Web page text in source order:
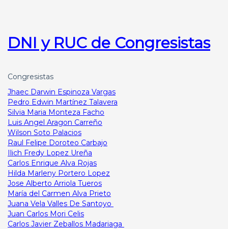
DNI y RUC de Congresistas
Congresistas
Jhaec Darwin Espinoza Vargas
Pedro Edwin Martínez Talavera
Silvia Maria Monteza Facho
Luis Angel Aragon Carreño
Wilson Soto Palacios
Raul Felipe Doroteo Carbajo
Ilich Fredy Lopez Ureña
Carlos Enrique Alva Rojas
Hilda Marleny Portero Lopez
Jose Alberto Arriola Tueros
María del Carmen Alva Prieto
Juana Vela Valles De Santoyo
Juan Carlos Mori Celis
Carlos Javier Zeballos Madariaga